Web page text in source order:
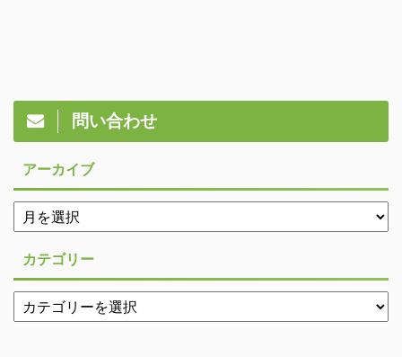
問い合わせ
アーカイブ
カテゴリー